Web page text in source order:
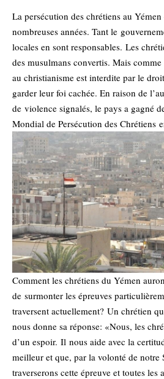
La persécution des chrétiens au
nombreuses années. Tant le
locales en sont responsables. Les
des musulmans convertis. Mais
au christianisme est interdite par le
garder leur foi cachée. En raison de
de violence signalés, le pays a gagné
Mondial de Persécution des Chrétiens
Comment les chrétiens du Yémen
de surmonter les épreuves
traversent actuellement? Un chrétien
nous donne sa réponse: «Nous, les
d’un espoir. Il nous aide avec la
meilleur et que, par la volonté de notre
traverserons cette épreuve et toutes les